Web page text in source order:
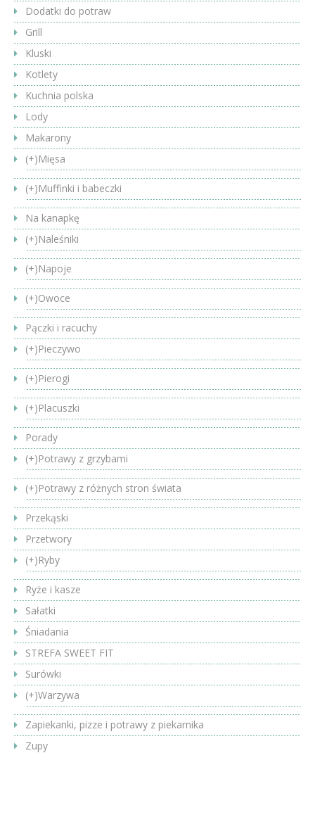
Dodatki do potraw
Grill
Kluski
Kotlety
Kuchnia polska
Lody
Makarony
(+)Mięsa
(+)Muffinki i babeczki
Na kanapkę
(+)Naleśniki
(+)Napoje
(+)Owoce
Pączki i racuchy
(+)Pieczywo
(+)Pierogi
(+)Placuszki
Porady
(+)Potrawy z grzybami
(+)Potrawy z różnych stron świata
Przekąski
Przetwory
(+)Ryby
Ryże i kasze
Sałatki
Śniadania
STREFA SWEET FIT
Surówki
(+)Warzywa
Zapiekanki, pizze i potrawy z piekarnika
Zupy